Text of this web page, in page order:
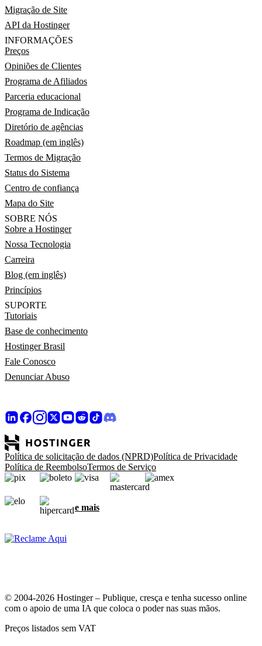
Migração de Site
API da Hostinger
INFORMAÇÕES
Preços
Opiniões de Clientes
Programa de Afiliados
Parceria educacional
Programa de Indicação
Diretório de agências
Roadmap (em inglês)
Termos de Migração
Status do Sistema
Centro de confiança
Mapa do Site
SOBRE NÓS
Sobre a Hostinger
Nossa Tecnologia
Carreira
Blog (em inglês)
Princípios
SUPORTE
Tutoriais
Base de conhecimento
Hostinger Brasil
Fale Conosco
Denunciar Abuso
Política de solicitação de dados (NPRD)Política de Privacidade
Política de ReembolsoTermos de Serviço
e mais
© 2004-2026 Hostinger – Publique, cresça e tenha sucesso online
com o apoio de uma IA que coloca o poder nas suas mãos.
Preços listados sem VAT